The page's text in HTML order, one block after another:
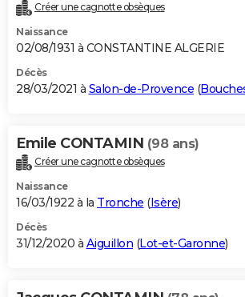
Créer une cagnotte obsèques
Naissance
02/08/1931 à CONSTANTINE ALGERIE
Décès
28/03/2021 à Salon-de-Provence (
Emile CONTAMIN (98 ans)
Créer une cagnotte obsèques
Naissance
16/03/1922 à la Tronche (Isère)
Décès
31/12/2020 à Aiguillon (Lot-et-Garonne)